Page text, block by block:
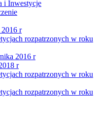
i Inwestycje
2016 r
rozpatrzonych w roku
2016 r
r
rozpatrzonych w roku
rozpatrzonych w roku